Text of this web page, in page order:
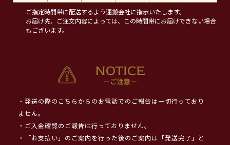
ご指定時間帯に配送するよう運搬会社に指示いたします。
お届け先、ご注文内容によっては、この時間帯にお届けできない場合
もございます。
・発送の際のこちらからのお電話でのご報告は一切行っており
ません。
・ご入金確認のご報告は行っておりません。
・「お支払い」のご案内を行った後のご案内は「発送完了」と